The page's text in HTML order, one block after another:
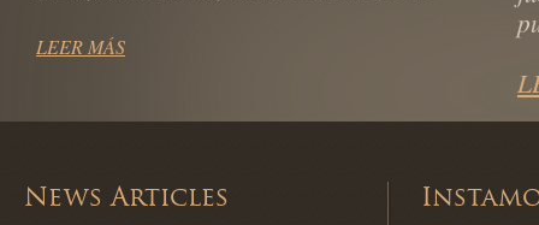
LEER MÁS
News Articles